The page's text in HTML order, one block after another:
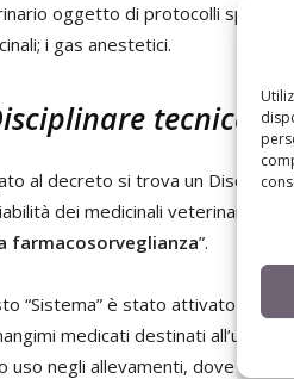
oggetto di protocolli
i gas anestetici.
tecnico
al decreto si trova un
dei medicinali veterinari e dei
farmacosorveglianza”.
“Sistema” è stato attivato per
medicati destinati all’uso
uso negli allevamenti, dove in